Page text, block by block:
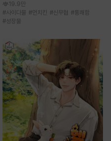
19.9만
#사이다물 #먼치킨 #신무협 #통쾌함
#성장물